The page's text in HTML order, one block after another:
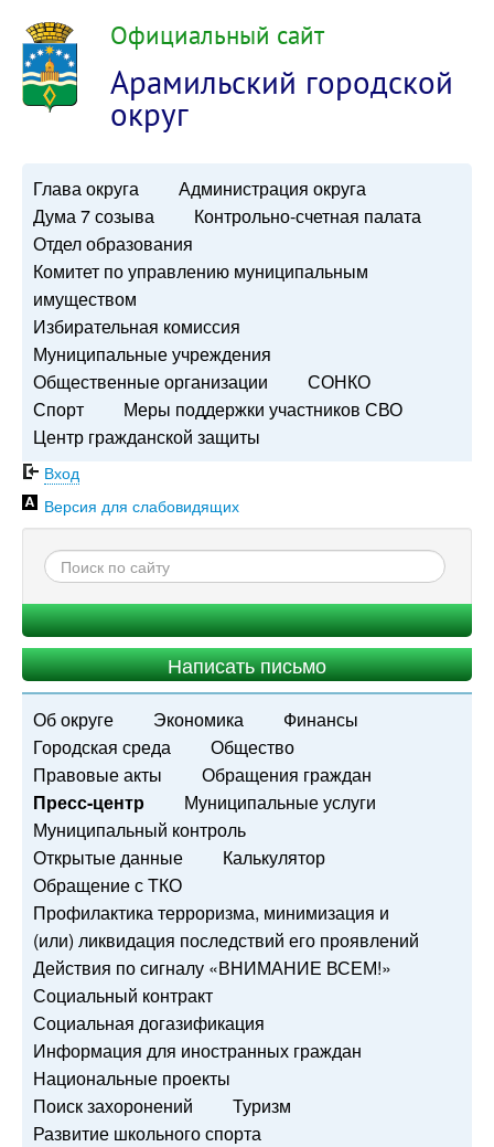
Официальный сайт
Арамильский городской
округ
Глава округа
Администрация округа
Дума 7 созыва
Контрольно-счетная палата
Отдел образования
Комитет по управлению муниципальным
имуществом
Избирательная комиссия
Муниципальные учреждения
Общественные организации
СОНКО
Спорт
Меры поддержки участников СВО
Центр гражданской защиты
Вход
Версия для слабовидящих
Написать письмо
Об округе Экономика
Финансы
Городская среда
Общество
Правовые акты
Обращения граждан
Пресс-центр
Муниципальные услуги
Муниципальный контроль
Открытые данные
Калькулятор
Обращение с ТКО
Профилактика терроризма, минимизация и
(или) ликвидация последствий его проявлений
Действия по сигналу «ВНИМАНИЕ ВСЕМ!»
Социальный контракт
Социальная догазификация
Информация для иностранных граждан
Национальные проекты
Поиск захоронений
Туризм
Развитие школьного спорта